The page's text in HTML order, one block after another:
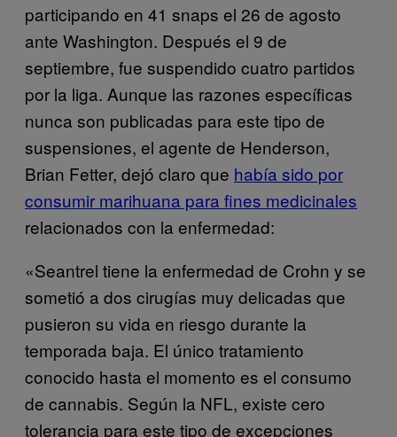
participando en 41 snaps el 26 de agosto
ante Washington. Después el 9 de
septiembre, fue suspendido cuatro partidos
por la liga. Aunque las razones específicas
nunca son publicadas para este tipo de
suspensiones, el agente de Henderson,
Brian Fetter, dejó claro que había sido por
consumir marihuana para fines medicinales
relacionados con la enfermedad:
«Seantrel tiene la enfermedad de Crohn y se
sometió a dos cirugías muy delicadas que
pusieron su vida en riesgo durante la
temporada baja. El único tratamiento
conocido hasta el momento es el consumo
de cannabis. Según la NFL, existe cero
tolerancia para este tipo de excepciones